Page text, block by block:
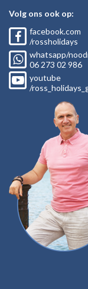
Volg ons ook op:
facebook.com
/rossholidays
whatsapp/
06 273 02 986
youtube
/